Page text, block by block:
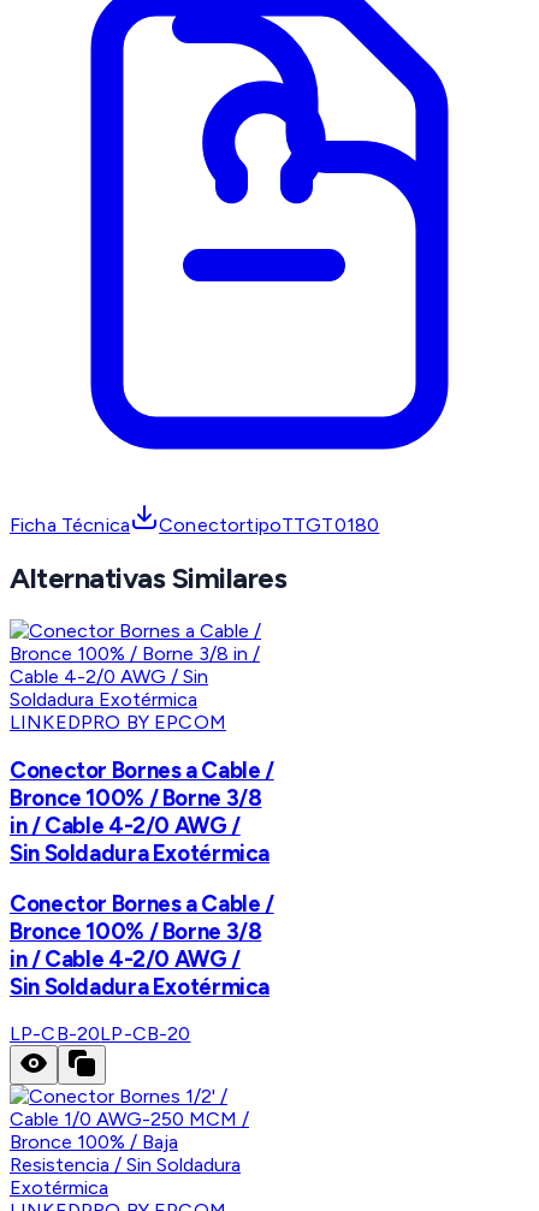
Ficha Técnica ConectortipoTTGT0180
Alternativas Similares
LINKEDPRO BY EPCOM
Conector Bornes a Cable /
Bronce 100% / Borne 3/8
in / Cable 4-2/0 AWG /
Sin Soldadura Exotérmica
Conector Bornes a Cable /
Bronce 100% / Borne 3/8
in / Cable 4-2/0 AWG /
Sin Soldadura Exotérmica
LP-CB-20LP-CB-20